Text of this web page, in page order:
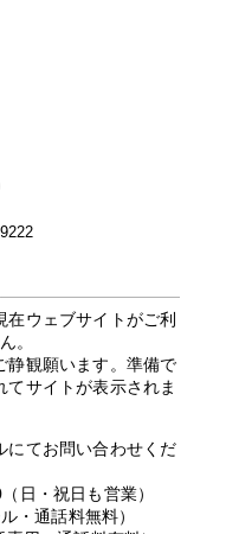
在ウェブサイトがご利
。
静観願います。準備で
てサイトが表示されま
にてお問い合わせくだ
日・祝日も営業）
・通話料無料）